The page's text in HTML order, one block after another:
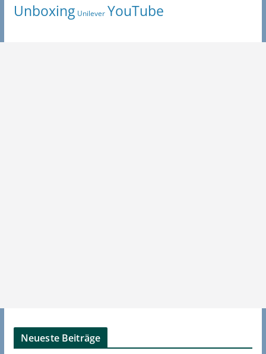
Unboxing Unilever YouTube
Neueste Beiträge